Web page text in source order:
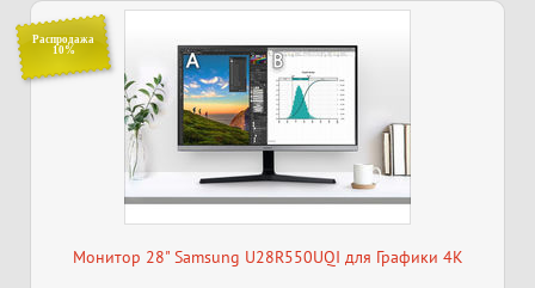
Распродажа
10%
Монитор 28" Samsung U28R550UQI для Графики 4K